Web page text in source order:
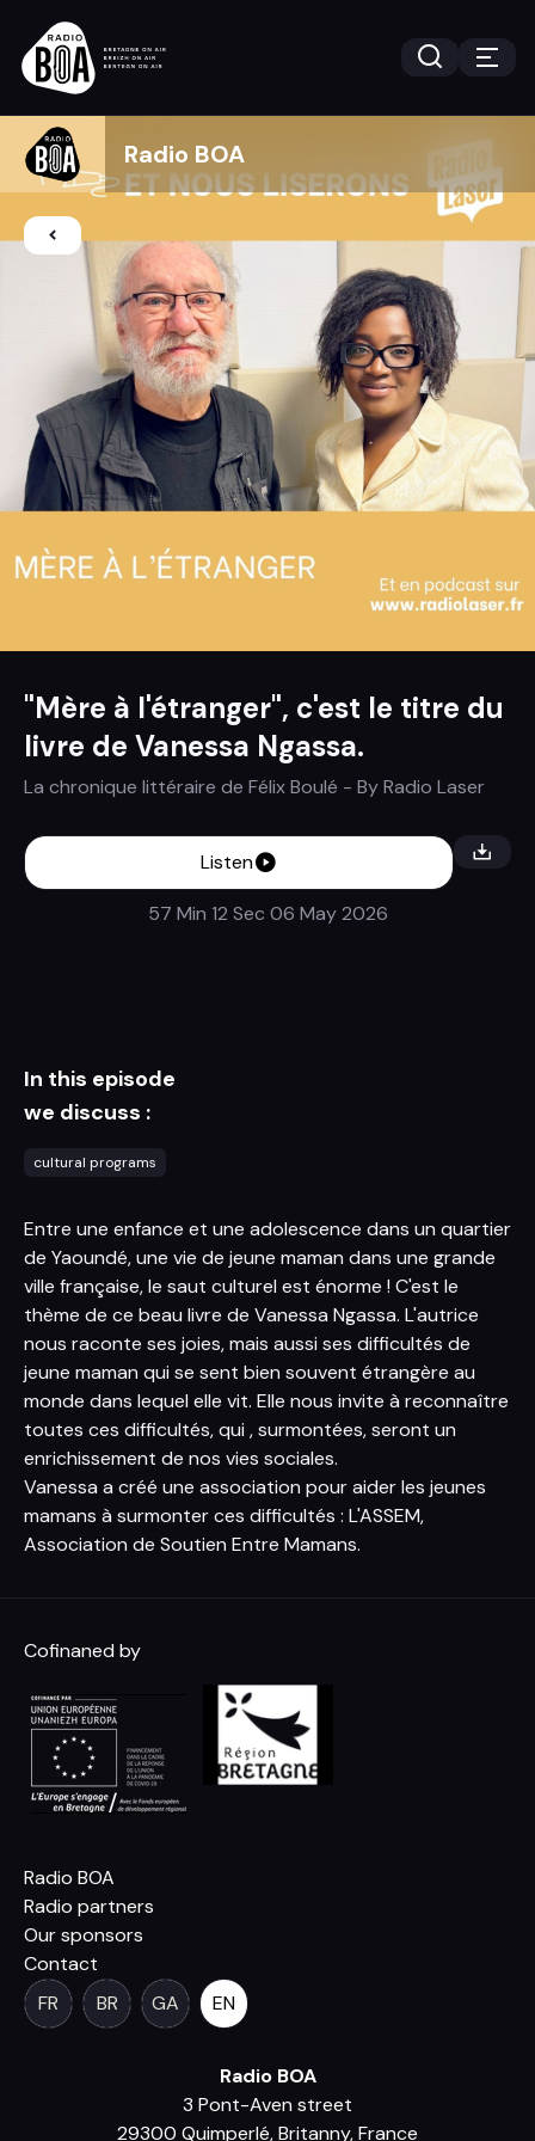
Radio BOA
"Mère à l'étranger", c'est le titre du
livre de Vanessa Ngassa.
La chronique littéraire de Félix Boulé - ByRadio Laser
Listen
57 Min 12 Sec 06 May 2026
In this episode
we discuss :
cultural programs
Entre une enfance et une adolescence dans un quartier
de Yaoundé, une vie de jeune maman dans une grande
ville française, le saut culturel est énorme ! C'est le
thème de ce beau livre de Vanessa Ngassa. L'autrice
nous raconte ses joies, mais aussi ses difficultés de
jeune maman qui se sent bien souvent étrangère au
monde dans lequel elle vit. Elle nous invite à reconnaître
toutes ces difficultés, qui , surmontées, seront un
enrichissement de nos vies sociales.
Vanessa a créé une association pour aider les jeunes
mamans à surmonter ces difficultés : L'ASSEM,
Association de Soutien Entre Mamans.
Cofinaned by
Radio BOA
Radio partners
Our sponsors
Contact
FR
BR GA EN
Radio BOA
3 Pont-Aven street
29300 Quimperlé, Britanny, France